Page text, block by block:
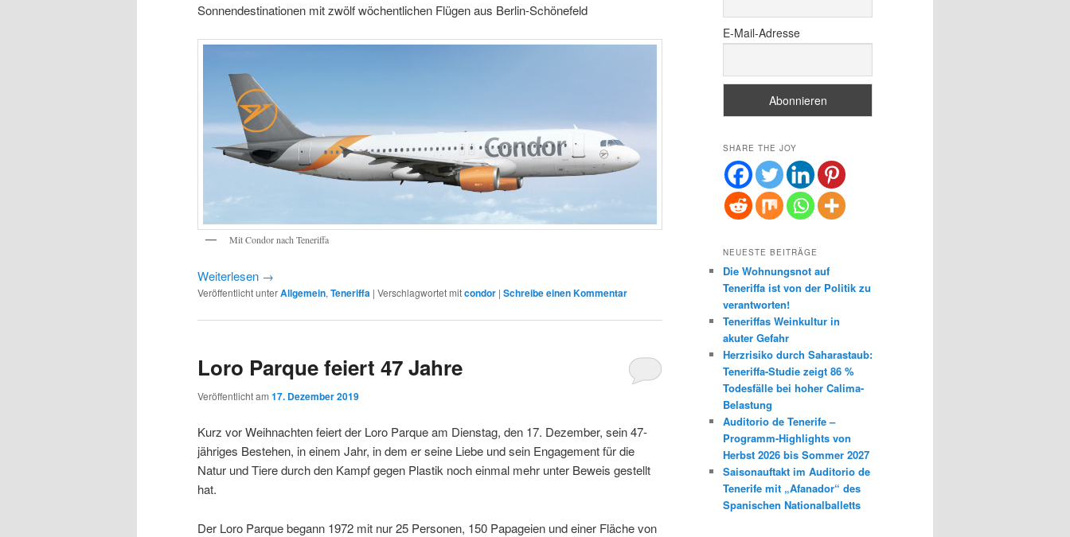
Sonnendestinationen mit zwölf wöchentlichen Flügen aus Berlin-Schönefeld
Mit Condor nach Teneriffa
Weiterlesen →
Veröffentlicht unterAllgemein,Teneriffa | Verschlagwortet mitcondor | Schreibe einen Kommentar
Loro Parque feiert 47 Jahre
Veröffentlicht am 17. Dezember 2019
Kurz vor Weihnachten feiert der Loro Parque am Dienstag, den 17. Dezember, sein 47-
jähriges Bestehen, in einem Jahr, in dem er seine Liebe und sein Engagement für die
Natur und Tiere durch den Kampf gegen Plastik noch einmal mehr unter Beweis gestellt
hat.
Der Loro Parque begann 1972 mit nur 25 Personen, 150 Papageien und einer Fläche von
E-Mail-Adresse
SHARE THE JOY
NEUESTE BEITRÄGE
Die Wohnungsnot auf
Teneriffa ist von der Politik zu
verantworten!
Teneriffas Weinkultur in
akuter Gefahr
Herzrisiko durch Saharastaub:
Teneriffa-Studie zeigt 86 %
Todesfälle bei hoher Calima-
Belastung
Auditorio de Tenerife –
Programm-Highlights von
Herbst 2026 bis Sommer 2027
Saisonauftakt im Auditorio de
Tenerife mit „Afanador“ des
Spanischen Nationalballetts